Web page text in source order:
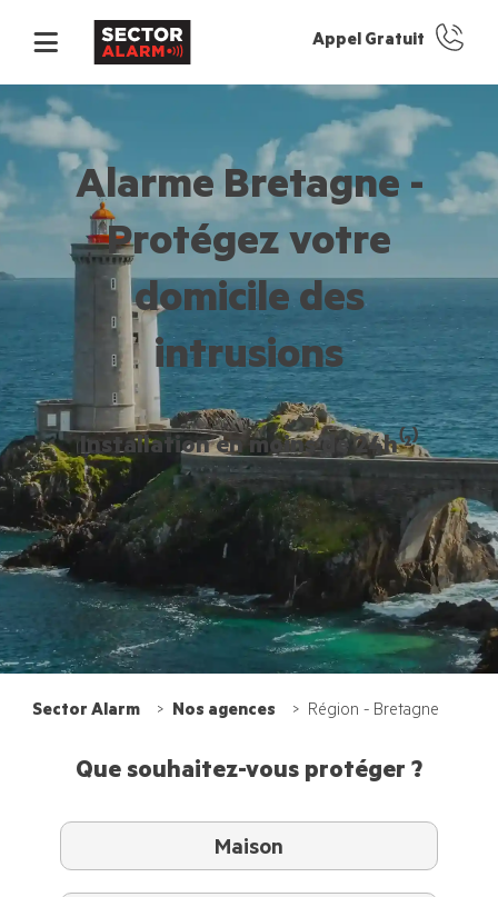
Appel Gratuit
Alarme Bretagne -
Protégez votre
domicile des
intrusions
Installation en moins de 24h⁽²⁾
Sector Alarm Nos agences Région - Bretagne
Que souhaitez-vous protéger ?
Maison